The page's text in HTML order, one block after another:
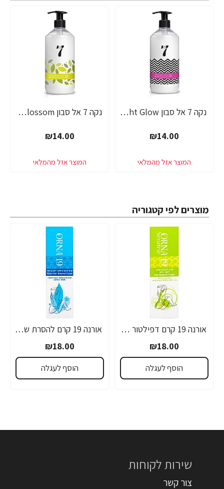
נקה 7 אל סבון Midnight Glow בניחוח חמאת שיאה - 750 מ"ל
₪14.00
נקה 7 אל סבון Spring Blossom בניחוח תפוח וניל - 750 מ"ל
₪14.00
מוצרים לפי קטגוריה
אורנה 19 קרם דפילטור לעור רגיש 80 גרם
₪18.00
הוסף לעגלה
אורנה 19 קרם להסרת שיער לקו הביקיני 90 מ"ל
₪18.00
הוסף לעגלה
שירות לקוחות
צור קשר